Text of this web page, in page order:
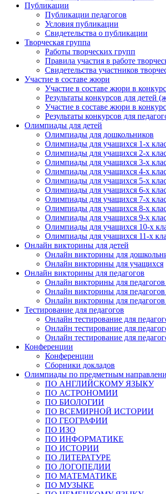
Публикации
Публикации педагогов
Условия публикации
Свидетельства о публикации
Творческая группа
Работы творческих групп
Правила участия в работе
Свидетельства участников
Участие в составе жюри
Участие в составе жюри в
Результаты конкурсов для детей
Участие в составе жюри в
Результаты конкурсов для
Олимпиады для детей
Олимпиады для дошкольников
Олимпиады для учащихся 1-х
Олимпиады для учащихся 2-х
Олимпиады для учащихся 3-х
Олимпиады для учащихся 4-х
Олимпиады для учащихся 5-х
Олимпиады для учащихся 6-х
Олимпиады для учащихся 7-х
Олимпиады для учащихся 8-х
Олимпиады для учащихся 9-х
Олимпиады для учащихся 10-х
Олимпиады для учащихся 11-х
Онлайн викторины для детей
Онлайн викторины для
Онлайн викторины для учащихся
Онлайн викторины для педагогов
Онлайн викторины для
Онлайн викторины для
Онлайн викторины для
Тестирование для педагогов
Онлайн тестирование для
Онлайн тестирование для
Онлайн тестирование для
Конференции
Конференции
Сборники докладов
Олимпиады по предметным
ПО АНГЛИЙСКОМУ ЯЗЫКУ
ПО АСТРОНОМИИ
ПО БИОЛОГИИ
ПО ВСЕМИРНОЙ ИСТОРИИ
ПО ГЕОГРАФИИ
ПО ИЗО
ПО ИНФОРМАТИКЕ
ПО ИСТОРИИ
ПО ЛИТЕРАТУРЕ
ПО ЛОГОПЕДИИ
ПО МАТЕМАТИКЕ
ПО МУЗЫКЕ